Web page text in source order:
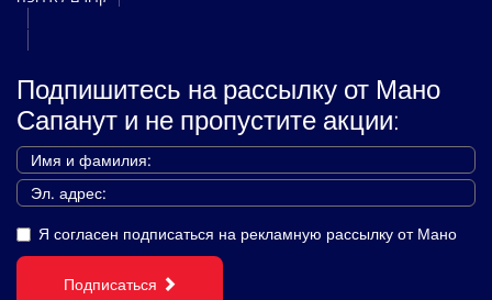
Подпишитесь на рассылку от Мано
Сапанут и не пропустите акции:
Я согласен подписаться на рекламную рассылку от Мано
Подписаться